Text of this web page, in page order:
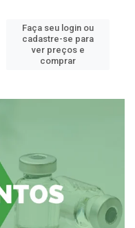
Faça seu login ou
cadastre-se para
ver preços e
comprar